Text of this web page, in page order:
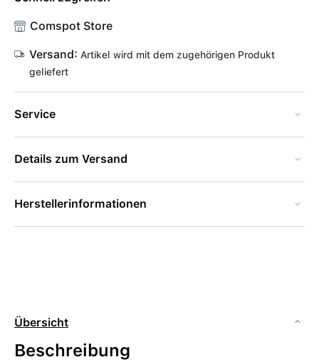
Comspot Store
Versand:Artikel wird mit dem zugehörigen Produkt
geliefert
Service
Details zum Versand
Herstellerinformationen
Übersicht
Beschreibung